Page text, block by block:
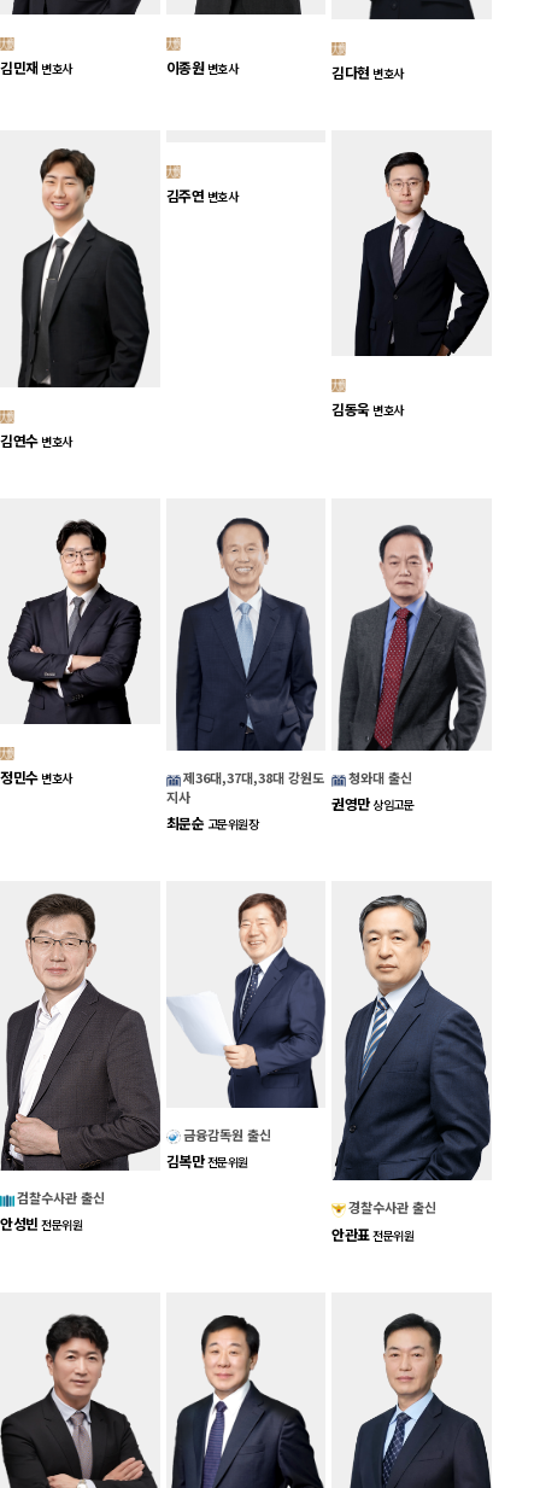
김민재 변호사 이종원변호사 김다현 변호사
김연수변호사
김주연 변호사
김동욱변호사
정민수변호사
제36대,37대,38대 강원도
지사
최문순 고문위원장
청와대 출신
권영만상임고문
검찰수사관 출신
안성빈 전문위원
금융감독원 출신
김복만전문위원
경찰수사관 출신
안관표전문위원